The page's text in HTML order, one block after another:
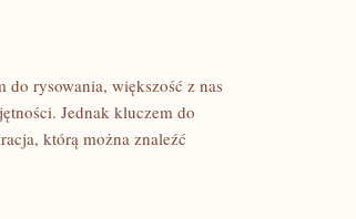
rysowania, większość⁢ z nas
Jednak kluczem do
którą można​ znaleźć